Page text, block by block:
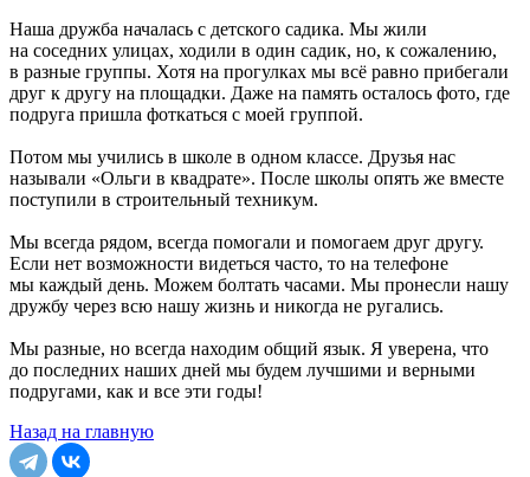
Наша дружба началась с детского садика. Мы жили
на соседних улицах, ходили в один садик, но, к сожалению,
в разные группы. Хотя на прогулках мы всё равно прибегали
друг к другу на площадки. Даже на память осталось фото, где
подруга пришла фоткаться с моей группой.
Потом мы учились в школе в одном классе. Друзья нас
называли «Ольги в квадрате». После школы опять же вместе
поступили в строительный техникум.
Мы всегда рядом, всегда помогали и помогаем друг другу.
Если нет возможности видеться часто, то на телефоне
мы каждый день. Можем болтать часами. Мы пронесли нашу
дружбу через всю нашу жизнь и никогда не ругались.
Мы разные, но всегда находим общий язык. Я уверена, что
до последних наших дней мы будем лучшими и верными
подругами, как и все эти годы!
Назад на главную